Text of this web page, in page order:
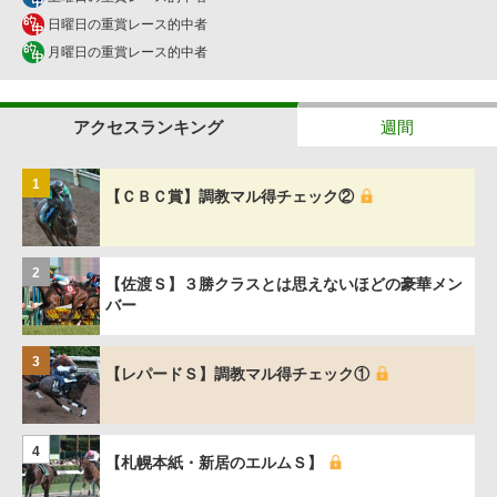
日曜日の重賞レース的中者
月曜日の重賞レース的中者
アクセスランキング 週間
1
【ＣＢＣ賞】調教マル得チェック②
2
【佐渡Ｓ】３勝クラスとは思えないほどの豪華メン
バー
3
【レパードＳ】調教マル得チェック①
4
【札幌本紙・新居のエルムＳ】